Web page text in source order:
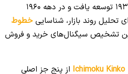
(Goichi Hosoda) در دهه 1930 توسعه یافت و در دهه 1960
تحلیل روند بازار، شناسایی خطوط
تشخیص سیگنال‌های خرید و فروش
Ichimoku Kinko از پنج جز اصلی